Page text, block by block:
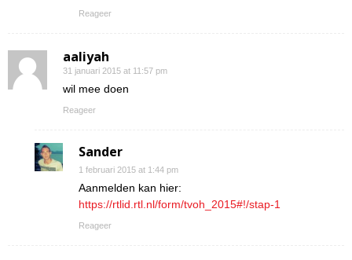
Reageer
aaliyah
31 januari 2015 at 11:57 pm
wil mee doen
Reageer
Sander
1 februari 2015 at 1:44 pm
Aanmelden kan hier:
https://rtlid.rtl.nl/form/tvoh_2015#!/stap-1
Reageer